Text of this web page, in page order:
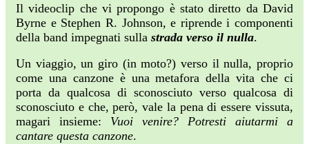
Il videoclip che vi propongo è stato diretto da David
Byrne e Stephen R. Johnson, e riprende i componenti
della band impegnati sulla strada verso il nulla.
Un viaggio, un giro (in moto?) verso il nulla, proprio
come una canzone è una metafora della vita che ci
porta da qualcosa di sconosciuto verso qualcosa di
sconosciuto e che, però, vale la pena di essere vissuta,
magari insieme: Vuoi venire? Potresti aiutarmi a
cantare questa canzone.